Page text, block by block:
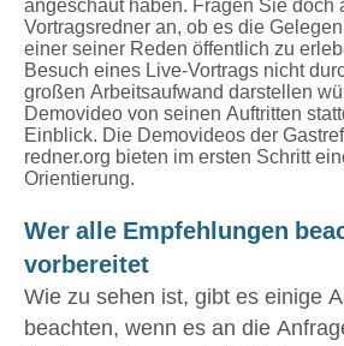
angeschaut haben. Fragen Sie doch
Vortragsredner an, ob es die
einer seiner Reden öffentlich zu
Besuch eines Live-Vortrags nicht
großen Arbeitsaufwand darstellen
Demovideo von seinen Auftritten
Einblick. Die Demovideos der
redner.org bieten im ersten Schritt
Orientierung.
Wer alle Empfehlungen
vorbereitet
Wie zu sehen ist, gibt es einige
beachten, wenn es an die